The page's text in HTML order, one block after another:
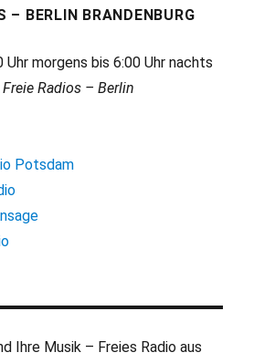
– BERLIN BRANDENBURG
Uhr morgens bis 6:00 Uhr nachts
Freie Radios – Berlin
Potsdam
Ihre Musik – Freies Radio aus